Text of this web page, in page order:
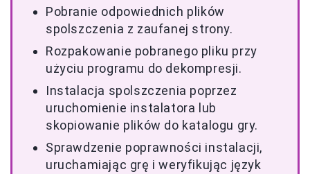
Pobranie odpowiednich plików
spolszczenia z zaufanej strony.
Rozpakowanie pobranego pliku przy
użyciu programu do dekompresji.
Instalacja spolszczenia poprzez
uruchomienie instalatora lub
skopiowanie plików do katalogu gry.
Sprawdzenie poprawności instalacji,
uruchamiając grę i weryfikując język